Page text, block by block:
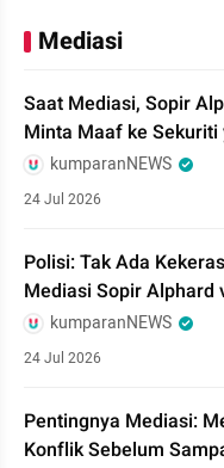
Mediasi
Saat Mediasi, Sopir
Minta Maaf ke
kumparanNEWS
24 Jul 2026
Polisi: Tak Ada
Mediasi Sopir Alphard
kumparanNEWS
24 Jul 2026
Pentingnya Mediasi:
Konflik Sebelum